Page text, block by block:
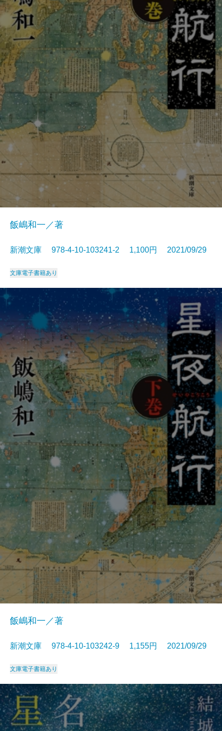
飯嶋和一／著
新潮文庫 978-4-10-103241-2 1,100円 2021/09/29
文庫電子書籍あり
飯嶋和一／著
新潮文庫 978-4-10-103242-9 1,155円 2021/09/29
文庫電子書籍あり